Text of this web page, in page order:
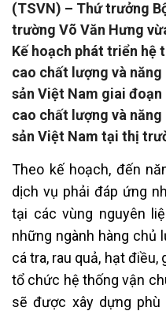
(TSVN) – Thứ trưởng
trường Võ Văn Hưng
Kế hoạch phát triển hệ
cao chất lượng và
sản Việt Nam giai đoạn
cao chất lượng và
sản Việt Nam tại thị
Theo kế hoạch, đến
dịch vụ phải đáp ứng
tại các vùng nguyên
những ngành hàng chủ
cá tra, rau quả, hạt điều,
tổ chức hệ thống vận
sẽ được xây dựng